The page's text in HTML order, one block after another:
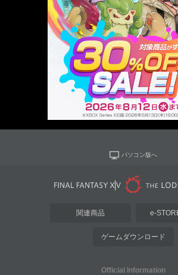
パソコン版へ
関連商品 e-
ゲームダウンロード
Official Information